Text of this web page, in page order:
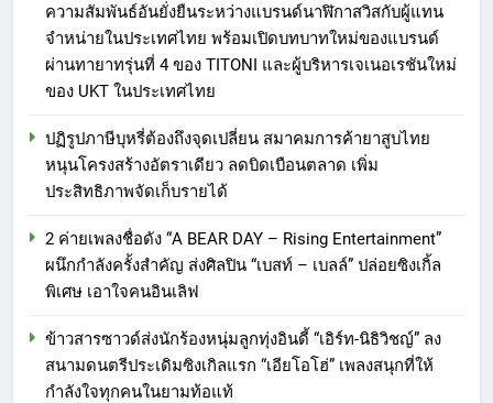
ความสัมพันธ์อันยั่งยืนระหว่างแบรนด์นาฬิกาสวิสกับผู้แทน
จำหน่ายในประเทศไทย พร้อมเปิดบทบาทใหม่ของแบรนด์
ผ่านทายาทรุ่นที่ 4 ของ TITONI และผู้บริหารเจเนอเรชันใหม่
ของ UKT ในประเทศไทย
ปฏิรูปภาษีบุหรี่ต้องถึงจุดเปลี่ยน สมาคมการค้ายาสูบไทย
หนุนโครงสร้างอัตราเดียว ลดบิดเบือนตลาด เพิ่ม
ประสิทธิภาพจัดเก็บรายได้
2 ค่ายเพลงชื่อดัง “A BEAR DAY – Rising Entertainment”
ผนึกกำลังครั้งสำคัญ ส่งศิลปิน “เบสท์ – เบลล์” ปล่อยซิงเกิ้ล
พิเศษ เอาใจคนอินเลิฟ
ข้าวสารซาวด์ส่งนักร้องหนุ่มลูกทุ่งอินดี้ “เอิร์ท-นิธิวิชญ์” ลง
สนามดนตรีประเดิมซิงเกิลแรก “เอียโอโฮ่” เพลงสนุกที่ให้
กำลังใจทุกคนในยามท้อแท้